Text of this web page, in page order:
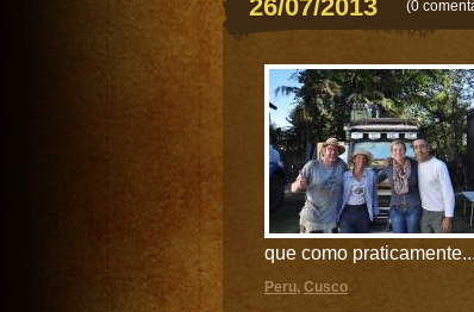
26/07/2013 (0
que como praticamente...
Peru, Cusco